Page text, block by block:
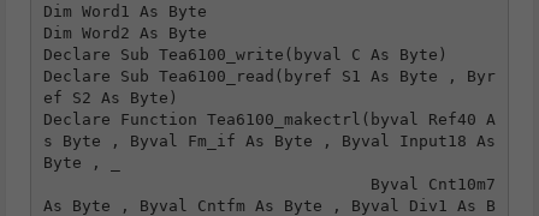
Dim Word1 As Byte
Dim Word2 As Byte
Declare Sub Tea6100_write(byval C As Byte)
Declare Sub Tea6100_read(byref S1 As Byte , Byr
ef S2 As Byte)
Declare Function Tea6100_makectrl(byval Ref40 A
s Byte , Byval Fm_if As Byte , Byval Input18 As
Byte , _
As Byte , Byval Cntfm As Byte , Byval Div1 As B